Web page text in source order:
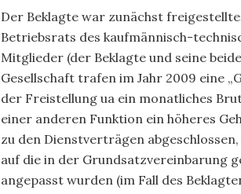
Der Beklagte war zunächst
Betriebsrats des kaufmännisch-
Mitglieder (der Beklagte und seine
Gesellschaft trafen im Jahr 2009 eine
der Freistellung ua ein monatliches
einer anderen Funktion ein höheres
zu den Dienstverträgen
auf die in der Grundsatzvereinbarung
angepasst wurden (im Fall des